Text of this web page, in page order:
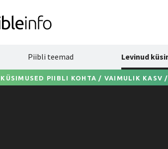
Piibli teemad Levinud
KÜSIMUSED PIIBLI KOHTA / VAIMULIK KASV /